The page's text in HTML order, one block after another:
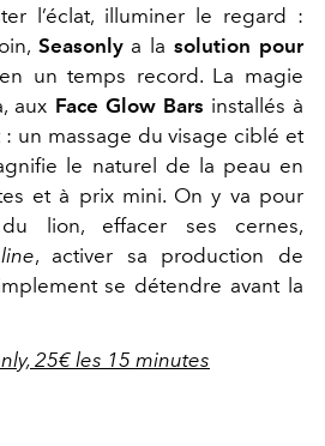
l’éclat, illuminer le regard :
Seasonlya lasolution pour
en un temps record. La magie
aux Face Glow Bars installés à
un massage du visage ciblé et
le naturel de la peau en
et à prix mini. On y va pour
lion, effacer ses cernes,
, activer sa production de
se détendre avant la
25€ les 15 minutes